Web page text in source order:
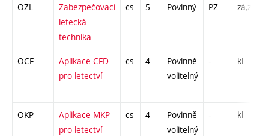
OZL
Zabezpečovací
letecká
technika
cs 5 Povinný PZ zá,zk
OCF
Aplikace CFD
pro letectví
cs 4
Povinně
volitelný
- kl
OKP
Aplikace MKP
pro letectví
cs 4
Povinně
volitelný
- kl